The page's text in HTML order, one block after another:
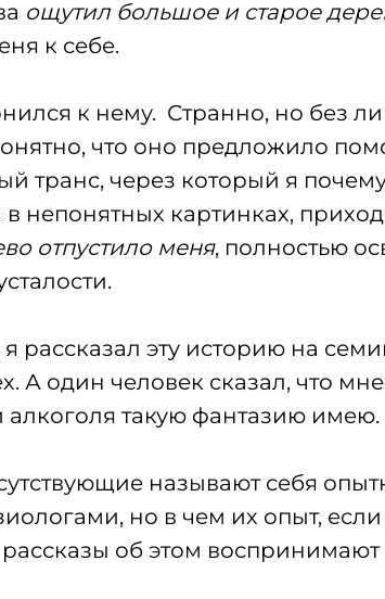
ощутил большое и старое
к себе.
к нему. Странно, но без
что оно предложило
транс, через который я
в непонятных картинках,
отпустило меня, полностью
рассказал эту историю на
А один человек сказал, что
алкоголя такую фантазию имею.
называют себя
но в чем их опыт,
об этом воспринимают